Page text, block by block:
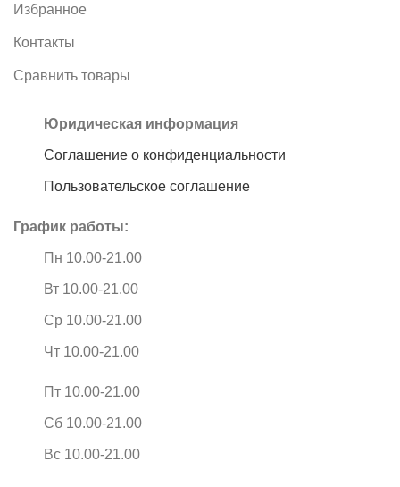
Избранное
Контакты
Сравнить товары
Юридическая информация
Соглашение о конфиденциальности
Пользовательское соглашение
График работы:
Пн 10.00-21.00
Вт 10.00-21.00
Ср 10.00-21.00
Чт 10.00-21.00
Пт 10.00-21.00
Сб 10.00-21.00
Вс 10.00-21.00